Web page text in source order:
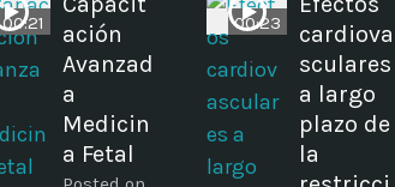
00:21
ación
Avanzad
a
Medicin
a Fetal
00:23
cardiova
sculares
a largo
plazo de
la